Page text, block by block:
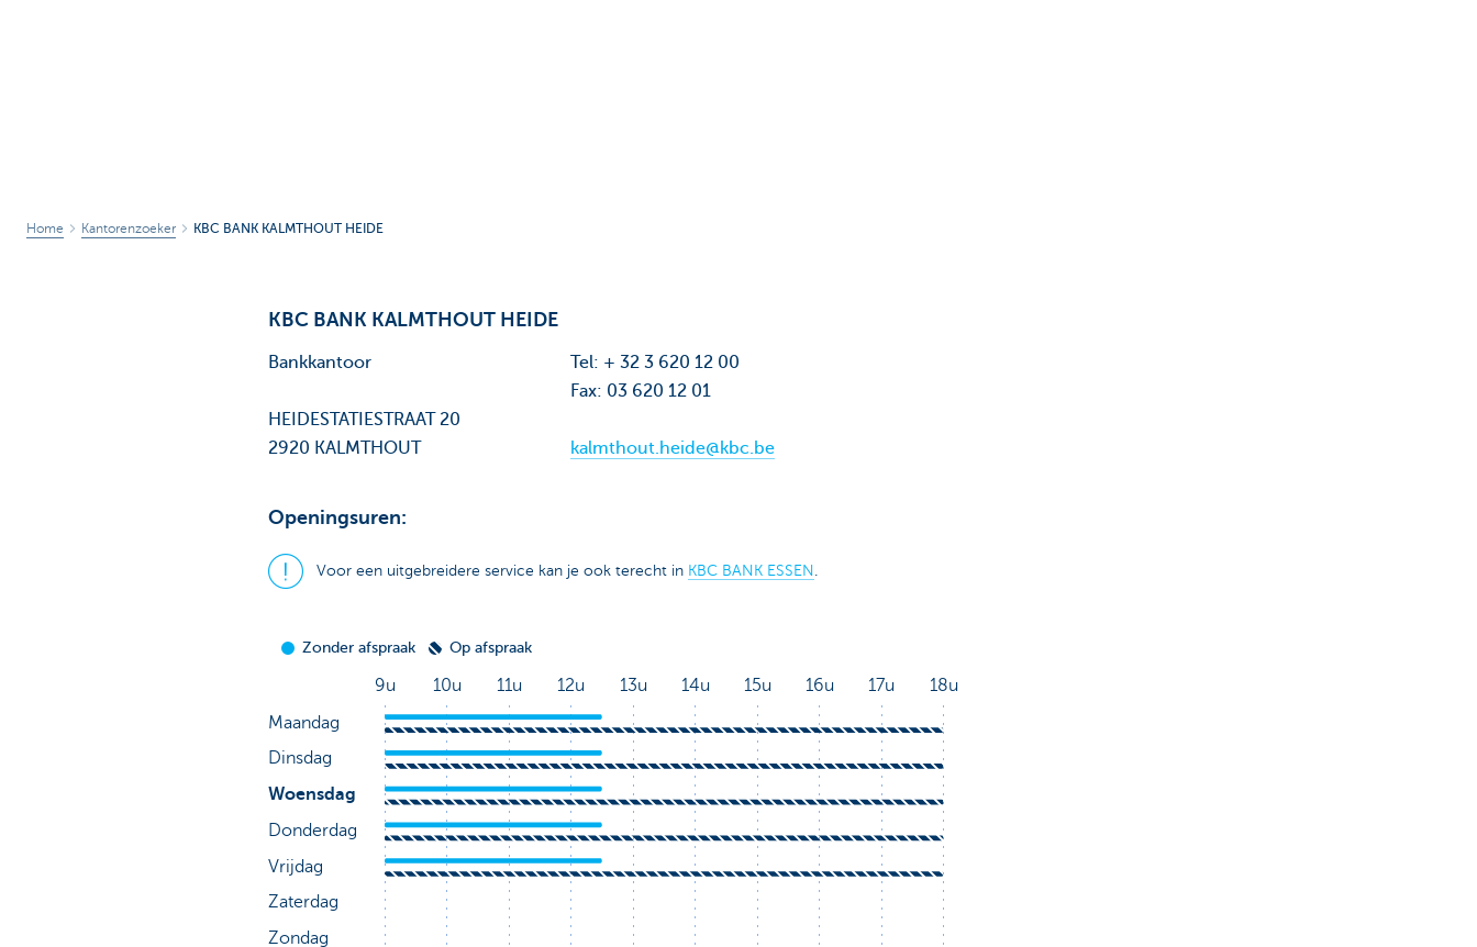
Home Kantorenzoeker KBC BANK KALMTHOUT HEIDE
KBC BANK KALMTHOUT HEIDE
Bankkantoor
HEIDESTATIESTRAAT 20
2920 KALMTHOUT
Tel: + 32 3 620 12 00
Fax: 03 620 12 01
kalmthout.heide@kbc.be
Openingsuren:
Voor een uitgebreidere service kan je ook terecht in KBC BANK ESSEN .